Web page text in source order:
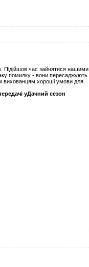
Підійшов час зайнятися нашими
помилку - вони пересаджують
вихованцям хороші умови для
уДачний сезон